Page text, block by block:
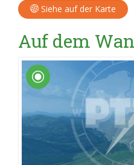
Siehe auf der Karte
Auf dem